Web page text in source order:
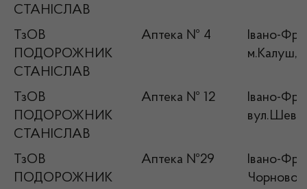
СТАНІСЛАВ
ТзОВ
ПОДОРОЖНИК
СТАНІСЛАВ
Аптека № 4
Івано-
м.Калуш,
ТзОВ
ПОДОРОЖНИК
СТАНІСЛАВ
Аптека № 12
Івано-
ТзОВ
ПОДОРОЖНИК
Аптека №29
Івано-